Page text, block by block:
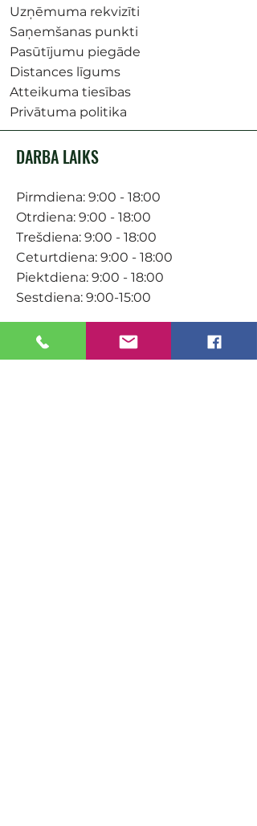
Uzņēmuma rekvizīti
Saņemšanas punkti
Pasūtījumu piegāde
Distances līgums
Atteikuma tiesības
Privātuma politika
DARBA LAIKS
Pirmdiena: 9:00 - 18:00
Otrdiena: 9:00 - 18:00
Trešdiena: 9:00 - 18:00
Ceturtdiena: 9:00 - 18:00
Piektdiena: 9:00 - 18:00
Sestdiena: 9:00-15:00